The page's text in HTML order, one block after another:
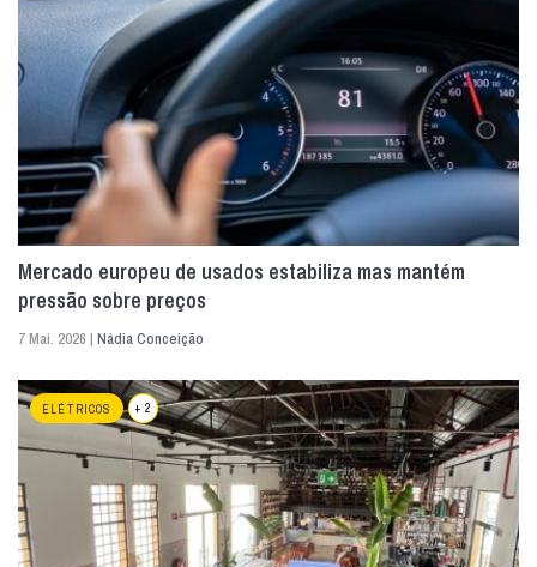
Mercado europeu de usados estabiliza mas mantém
pressão sobre preços
7 Mai. 2026 | Nádia Conceição
ELÉTRICOS + 2